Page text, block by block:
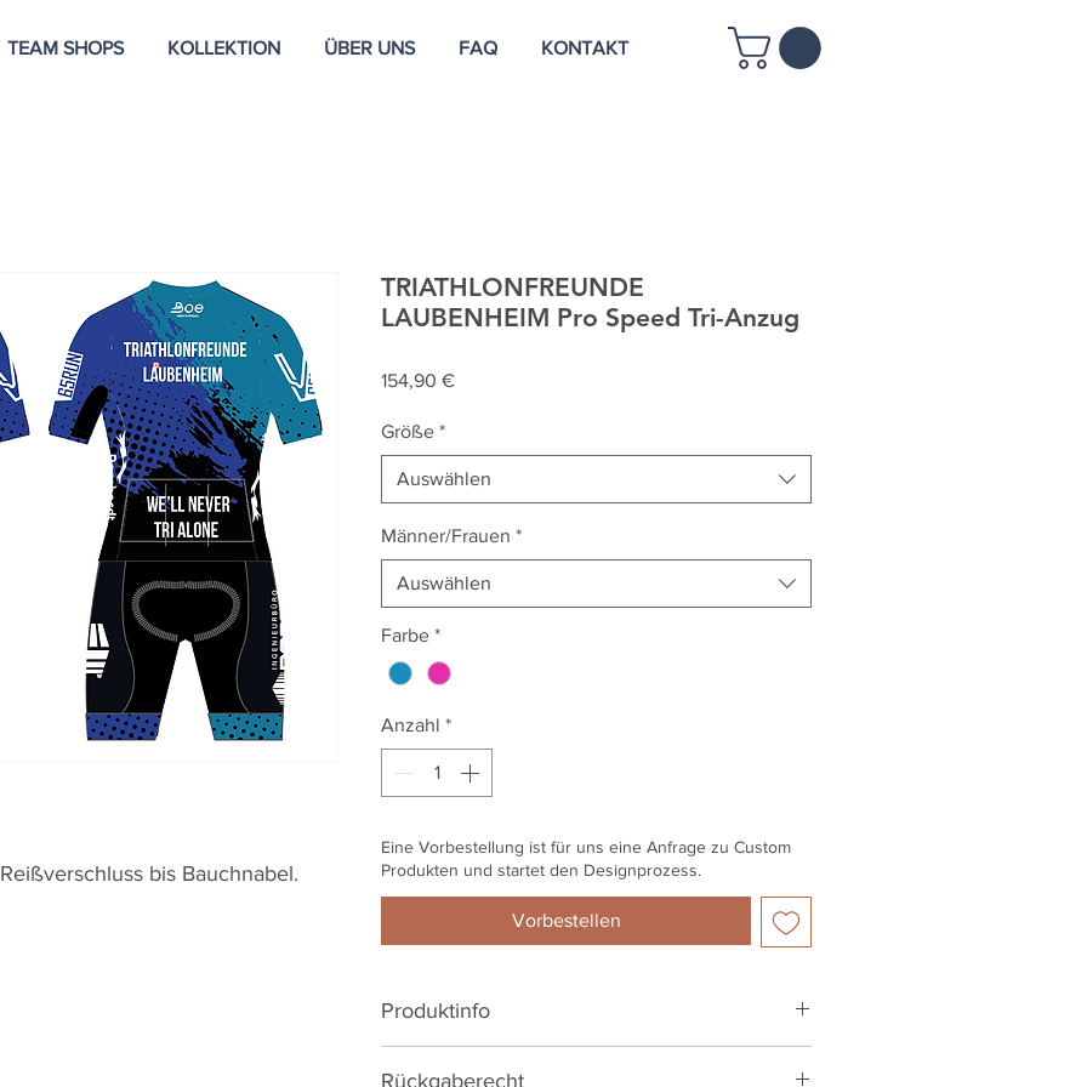
TEAM SHOPS KOLLEKTION ÜBER UNS FAQ KONTAKT
bis Bauchnabel.
TRIATHLONFREUNDE
LAUBENHEIM Pro Speed Tri-Anzug
154,90 €Preis
Größe *
Auswählen
Männer/Frauen *
Auswählen
Farbe *
Anzahl *
Eine Vorbestellung ist für uns eine Anfrage zu Custom
Produkten und startet den Designprozess.
Vorbestellen
Produktinfo
Rückgaberecht